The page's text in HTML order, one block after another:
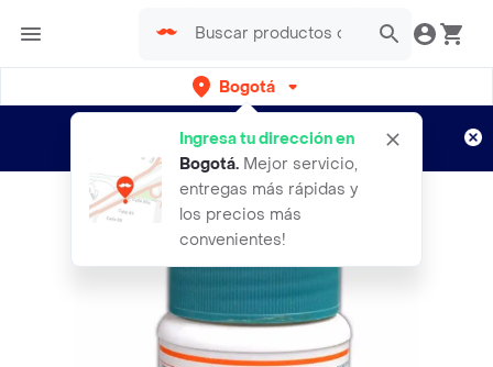
Bogotá
Ingresa tu dirección en
Bogotá. Mejor servicio,
entregas más rápidas y
los precios más
convenientes!
envíos gratis por semanas
Aplican TyC